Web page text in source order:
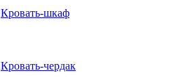
Кровать-шкаф
Кровать-чердак